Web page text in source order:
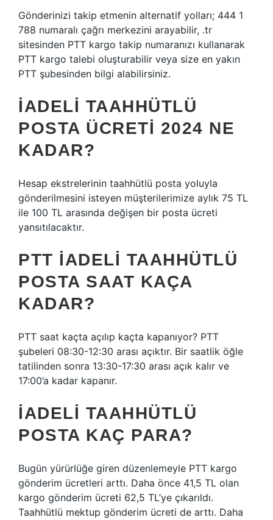
Gönderinizi takip etmenin alternatif yolları; 444 1
788 numaralı çağrı merkezini arayabilir, .tr
sitesinden PTT kargo takip numaranızı kullanarak
PTT kargo talebi oluşturabilir veya size en yakın
PTT şubesinden bilgi alabilirsiniz.
İADELI TAAHHÜTLÜ
POSTA ÜCRETI 2024 NE
KADAR?
Hesap ekstrelerinin taahhütlü posta yoluyla
gönderilmesini isteyen müşterilerimize aylık 75 TL
ile 100 TL arasında değişen bir posta ücreti
yansıtılacaktır.
PTT IADELI TAAHHÜTLÜ
POSTA SAAT KAÇA
KADAR?
PTT saat kaçta açılıp kaçta kapanıyor? PTT
şubeleri 08:30-12:30 arası açıktır. Bir saatlik öğle
tatilinden sonra 13:30-17:30 arası açık kalır ve
17:00’a kadar kapanır.
İADELI TAAHHÜTLÜ
POSTA KAÇ PARA?
Bugün yürürlüğe giren düzenlemeyle PTT kargo
gönderim ücretleri arttı. Daha önce 41,5 TL olan
kargo gönderim ücreti 62,5 TL’ye çıkarıldı.
Taahhütlü mektup gönderim ücreti de arttı. Daha